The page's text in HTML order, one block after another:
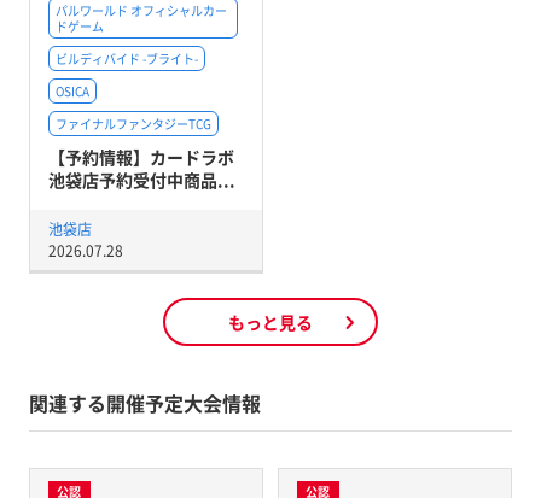
パルワールド オフィシャルカー
ドゲーム
ビルディバイド -ブライト-
OSICA
ファイナルファンタジーTCG
【予約情報】カードラボ
池袋店予約受付中商品...
池袋店
2026.07.28
もっと見る
関連する開催予定大会情報
公認 公認